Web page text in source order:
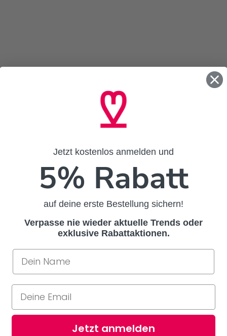
Jetzt kostenlos anmelden und
5% Rabatt
auf deine erste Bestellung sichern!
Verpasse nie wieder aktuelle Trends oder
exklusive Rabattaktionen.
Jetzt anmelden